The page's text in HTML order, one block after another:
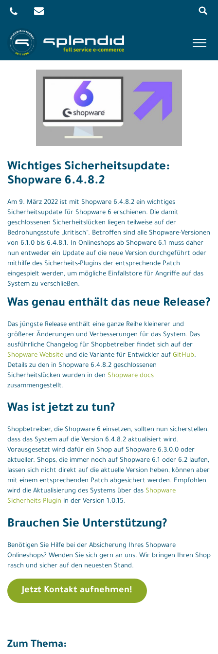
Skip
Menu
Shop
Wichtiges Sicherheitsupdate:
Shopware 6.4.8.2
Am 9. März 2022 ist mit Shopware 6.4.8.2 ein wichtiges
Sicherheitsupdate für Shopware 6 erschienen. Die damit
geschlossenen Sicherheitslücken liegen teilweise auf der
Bedrohungsstufe „kritisch“. Betroffen sind alle Shopware-Versionen
von 6.1.0 bis 6.4.8.1. In Onlineshops ab Shopware 6.1 muss daher
nun entweder ein Update auf die neue Version durchgeführt oder
mithilfe des Sicherheits-Plugins der entsprechende Patch
eingespielt werden, um mögliche Einfallstore für Angriffe auf das
System zu verschließen.
Was genau enthält das neue Release?
Das jüngste Release enthält eine ganze Reihe kleinerer und
größerer Änderungen und Verbesserungen für das System. Das
ausführliche Changelog für Shopbetreiber findet sich auf der
Shopware Website und die Variante für Entwickler auf GitHub.
Details zu den in Shopware 6.4.8.2 geschlossenen
Sicherheitslücken wurden in den Shopware docs
zusammengestellt.
Was ist jetzt zu tun?
Shopbetreiber, die Shopware 6 einsetzen, sollten nun sicherstellen,
dass das System auf die Version 6.4.8.2 aktualisiert wird.
Vorausgesetzt wird dafür ein Shop auf Shopware 6.3.0.0 oder
aktueller. Shops, die immer noch auf Shopware 6.1 oder 6.2 laufen,
lassen sich nicht direkt auf die aktuelle Version heben, können aber
mit einem entsprechenden Patch abgesichert werden. Empfohlen
wird die Aktualisierung des Systems über das Shopware
Sicherheits-Plugin in der Version 1.0.15.
Brauchen Sie Unterstützung?
Benötigen Sie Hilfe bei der Absicherung Ihres Shopware
Onlineshops? Wenden Sie sich gern an uns. Wir bringen Ihren Shop
rasch und sicher auf den neuesten Stand.
Jetzt Kontakt aufnehmen!
Zum Thema: